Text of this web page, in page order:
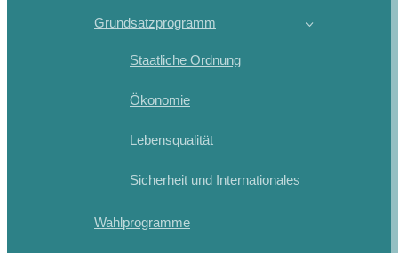
Grundsatzprogramm
Staatliche Ordnung
Ökonomie
Lebensqualität
Sicherheit und Internationales
Wahlprogramme